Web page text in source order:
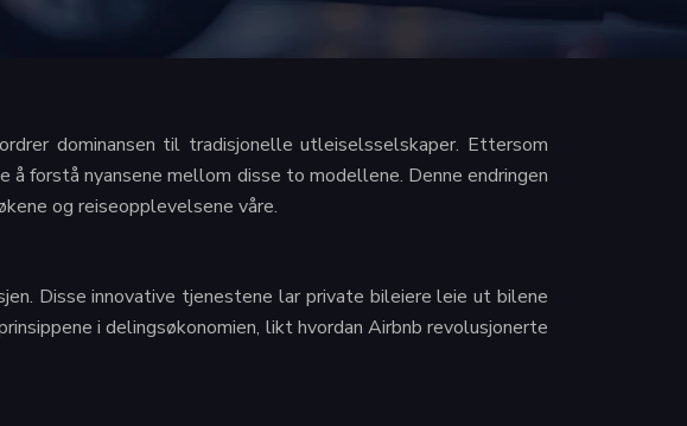
dominansen til tradisjonelle utleiselsselskaper. Ettersom
forstå nyansene mellom disse to modellene. Denne endringen
og reiseopplevelsene våre.
Disse innovative tjenestene lar private bileiere leie ut bilene
i delingsøkonomien, likt hvordan Airbnb revolusjonerte